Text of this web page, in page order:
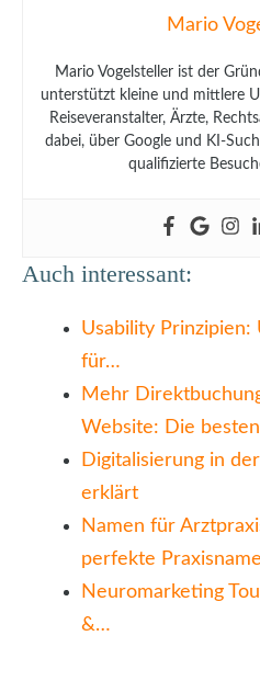
Mario
Mario Vogelsteller ist der
unterstützt kleine und mittlere
Reiseveranstalter, Ärzte,
dabei, über Google und KI-
qualifizierte
Auch interessant:
Usability Prinzipien:
für…
Mehr
Website: Die
Digitalisierung in
erklärt
Namen für
perfekte
Neuromarketing
&…